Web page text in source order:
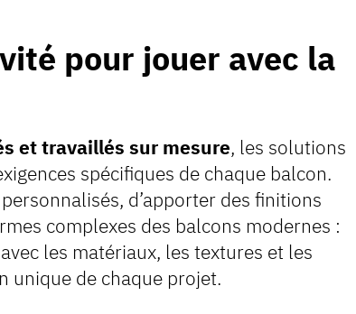
pour jouer avec la
et travaillés sur mesure, les solutions
spécifiques de chaque balcon.
d’apporter des finitions
complexes des balcons modernes :
les matériaux, les textures et les
unique de chaque projet.